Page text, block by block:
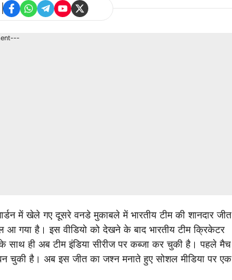
में खेले गए दूसरे वनडे मुकाबले में भारतीय टीम की शानदार जीत
आ गया है। इस वीडियो को देखने के बाद भारतीय टीम क्रिकेटर
साथ ही अब टीम इंडिया सीरीज पर कब्जा कर चुकी है। पहले मैच
चुकी है। अब इस जीत का जश्न मनाते हुए सोशल मीडिया पर एक